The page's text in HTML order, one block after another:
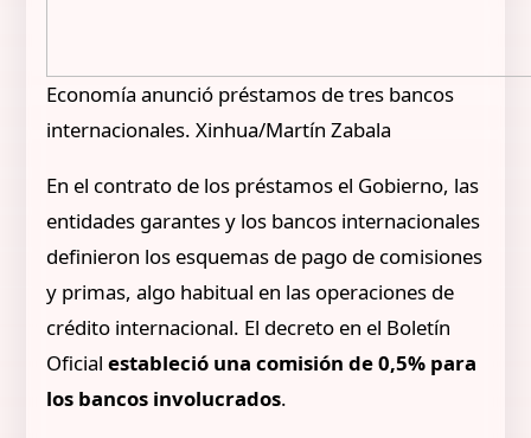
Economía anunció préstamos de tres bancos
internacionales. Xinhua/Martín Zabala
En el contrato de los préstamos el Gobierno, las
entidades garantes y los bancos internacionales
definieron los esquemas de pago de comisiones
y primas, algo habitual en las operaciones de
crédito internacional. El decreto en el Boletín
Oficialestableció una comisión de 0,5% para
los bancos involucrados.